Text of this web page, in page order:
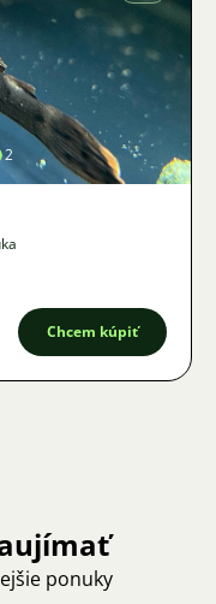
2
Chcem kúpiť
ponuky